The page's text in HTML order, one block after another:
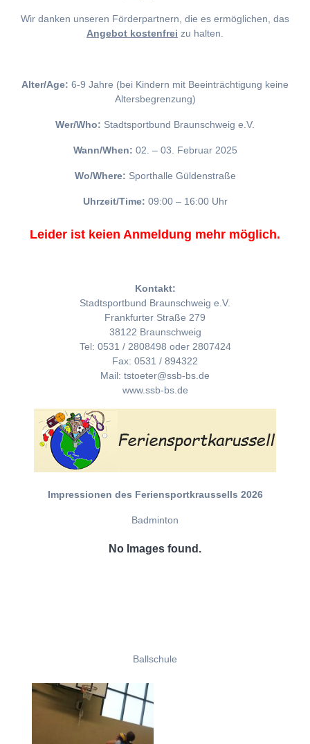
Wir danken unseren Förderpartnern, die es ermöglichen, das
Angebot kostenfrei zu halten.
Alter/Age: 6-9 Jahre (bei Kindern mit Beeinträchtigung keine
Altersbegrenzung)
Wer/Who: Stadtsportbund Braunschweig e.V.
Wann/When: 02. – 03. Februar 2025
Wo/Where: Sporthalle Güldenstraße
Uhrzeit/Time: 09:00 – 16:00 Uhr
Leider ist keien Anmeldung mehr möglich.
Kontakt:
Stadtsportbund Braunschweig e.V.
Frankfurter Straße 279
38122 Braunschweig
Tel: 0531 / 2808498 oder 2807424
Fax: 0531 / 894322
Mail: tstoeter@ssb-bs.de
www.ssb-bs.de
Impressionen des Feriensportkraussells 2026
Badminton
No Images found.
Ballschule